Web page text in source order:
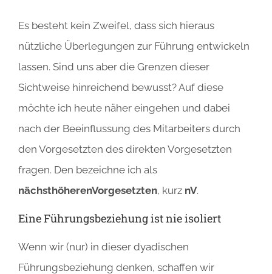
Es besteht kein Zweifel, dass sich hieraus
nützliche Überlegungen zur Führung entwickeln
lassen. Sind uns aber die Grenzen dieser
Sichtweise hinreichend bewusst? Auf diese
möchte ich heute näher eingehen und dabei
nach der Beeinflussung des Mitarbeiters durch
den Vorgesetzten des direkten Vorgesetzten
fragen. Den bezeichne ich als
nächsthöherenVorgesetzten, kurz nV.
Eine Führungsbeziehung ist nie isoliert
Wenn wir (nur) in dieser dyadischen
Führungsbeziehung denken, schaffen wir